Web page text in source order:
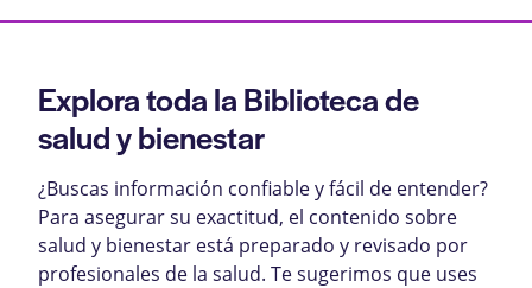
Explora toda la Biblioteca de
salud y bienestar
¿Buscas información confiable y fácil de entender?
Para asegurar su exactitud, el contenido sobre
salud y bienestar está preparado y revisado por
profesionales de la salud. Te sugerimos que uses